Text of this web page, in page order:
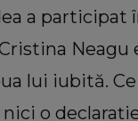
a participat
lui iubită.
o